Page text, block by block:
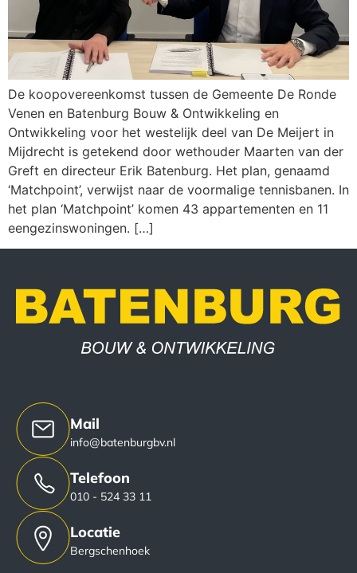
De koopovereenkomst tussen de Gemeente De Ronde
Venen en Batenburg Bouw & Ontwikkeling en
Ontwikkeling voor het westelijk deel van De Meijert in
Mijdrecht is getekend door wethouder Maarten van der
Greft en directeur Erik Batenburg. Het plan, genaamd
‘Matchpoint’, verwijst naar de voormalige tennisbanen. In
het plan ‘Matchpoint’ komen 43 appartementen en 11
eengezinswoningen. […]
Mail
info@batenburgbv.nl
Telefoon
010 - 524 33 11
Locatie
Bergschenhoek